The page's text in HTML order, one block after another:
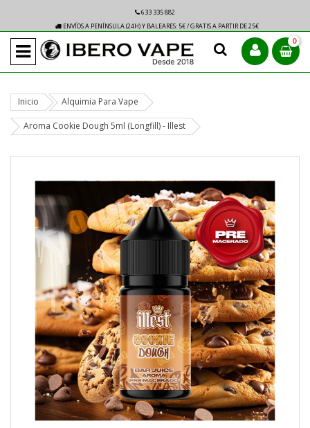
633 335 882
ENVÍOS A PENÍNSULA (24H) Y BALEARES: 5€ / GRATIS A PARTIR DE 25€
0
Inicio Alquimia Para Vape
Aroma Cookie Dough 5ml (Longfill) - Illest